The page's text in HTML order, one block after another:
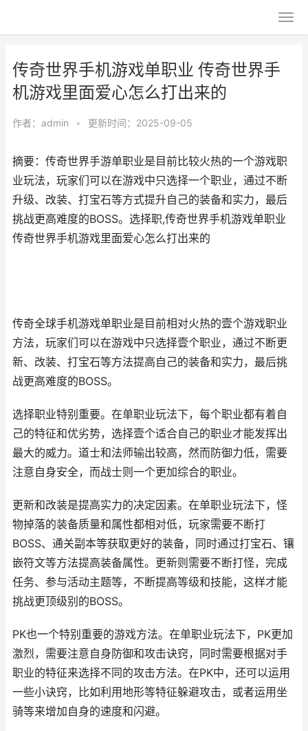
传奇世界手机游戏单职业 传奇世界手
机游戏里面爱心怎么打出来的
作者： admin • 更新时间：2025-09-05
摘要：传奇世界手游单职业是目前比较火热的一个游戏职
业玩法，玩家们可以在游戏中只选择一个职业，通过不断
升级、改装、打宝石等方式提升自己的装备和实力，最后
挑战更高难度的BOSS。选择职,传奇世界手机游戏单职业
传奇世界手机游戏里面爱心怎么打出来的
传奇全球手机游戏单职业是目前相对火热的壹个游戏职业
方法，玩家们可以在游戏中只选择壹个职业，通过不断更
新、改装、打宝石等方法提高自己的装备和实力，最后挑
战更高难度的BOSS。
选择职业特别重要。在单职业玩法下，每个职业都有着自
己的特征和优劣势，选择壹个适合自己的职业才能发挥出
最大的威力。道士和法师输出较高，然而防御力低，需要
注意自身安全，而战士则一个更加综合的职业。
更新和改装是提高实力的决定因素。在单职业玩法下，怪
物掉落的装备质量和属性都相对低，玩家需要不断打
BOSS、通关副本等获取更好的装备，同时通过打宝石、镶
嵌符文等方法提高装备属性。更新则需要不断打怪，完成
任务、参与活动主题等，不断提高等级和技能，这样才能
挑战更顶级别的BOSS。
PK也一个特别重要的游戏方法。在单职业玩法下，PK更加
激烈，需要注意自身防御和攻击诀窍，同时需要根据对手
职业的特征来选择不同的攻击方法。在PK中，还可以运用
一些小诀窍，比如利用地形等特征躲避攻击，或者运用坐
骑等来增加自身的速度和闪避。